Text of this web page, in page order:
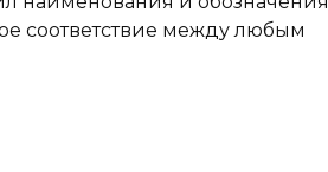
соответствие между любым